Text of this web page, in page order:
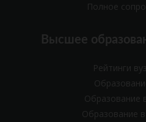
Полное
Высшее
Рейтинги
Образование
Образование